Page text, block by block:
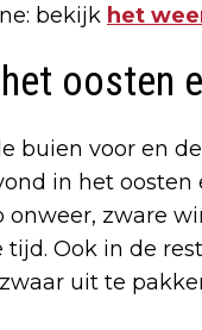
bekijk het
oosten
buien voor en
in het
onweer, zware
Ook in de
uit te